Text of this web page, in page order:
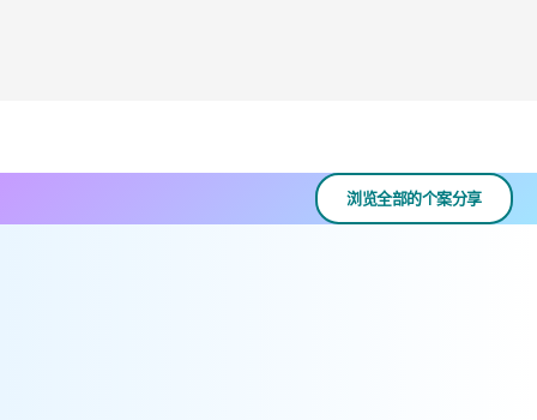
浏览全部的个案分享